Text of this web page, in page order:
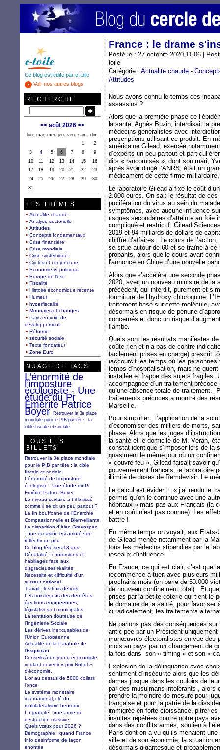
France : le drame
Posté le : 27 octobre 2020 11:06 |
toile
Catégorie : Actualité chaude -
Attitudes
Nous avons connu le temps des
assassins ?
Alors que la première phase de
la santé, Agnès Buzin, interdisait la
médecins généralistes avec
prescriptions utilisant ce produit. En
américaine Gilead, exercée
d’experts un peu partout et
dits « randomisés », dont son mari,
après avoir dirigé l’ANRS, était un
médicament de cette firme
Le laboratoire Gilead a fixé le coût
2.000 euros. On sait le résultat de
prolifération du virus au sein du
symptômes, avec aucune influence
risques secondaires d’atteinte au foie
compliqué et restrictif. Gilead
2019 et 94 milliards de dollars de
chiffre d’affaires. Le cours de
se situe autour de 60 et se traîne à
probants, alors que le cours avait
l’annonce en Chine d’une nouvelle
Alors que s’accélère une seconde
2020, avec un nouveau ministre de la
précédent, qui interdit, purement et
fourniture de l’hydroxy chloroquine.
traitement basé sur cette molécule,
désormais en risque de pénurie
concernés et donc un risque
flambe.
Quels sont les résultats manifestes de
coûte rien et n’a pas de contre-
facilement prises en charge) prescrit
raccourcit les temps où les
temps d’hospitalisation, mais ne
installée et frappe des sujets fragiles.
accompagnée d’un traitement
qu’une absence totale de traitement.
traitements précoces a montré des
Marseille.
Pour simplifier : l’application de la
d’économiser des milliers de morts,
phase. Alors que les juges
la santé et le domicile de M. Véran,
constat identique s’imposer lors de la
quasiment le même jour où un
« couvre-feu », Gilead faisait savoir
gouvernement français, le laboratoire
illimité de doses de Remdevisir. Le
Le calcul est évident : « j’ai rendu le
permis qu’on le continue avec une
hôpitaux » mais pas aux Français (la
et en coût n’est pas connue). Les
battre !
En même temps on voyait, aux
de Gilead menée notamment par la
tous les médecins stipendiés par le
réseaux d’influence.
En France, ce qui est clair, c’est que
recommence à tuer, avec plusieurs
prochains mois (on parle de 50.000
de nouveau confinement total). Et
prises par la petite coterie qui tient le
le domaine de la santé, pour
ci radicalement, les traitements
Ne parlons pas des conséquences
anticipée par un Président
manœuvres électoralistes en vue des
mois au pays par un changement de
la fois dans son « timing » et son «
Explosion de la délinquance avec
sentiment d’insécurité alors que les
dames jusque dans les couloirs de
par des musulmans intolérants , alors
prendre la moindre de mesure pour
française et pour la patrie de la
immigrée en forte croissance,
insultes répétées contre notre pays
dans des conflits armés, soutien à
Paris dont on a vu qu’ils menaient
ville et de son économie, la situation
désormais gigantesque et
Ce blog est édité par e-toile
Voir nos autres blogs
RECHERCHE
<< août 2026 >>
lun. mar. mer. jeu. ven. sam.
dim.
1
2
3
4 5 6 7 8
9
10
11 12 13 14 15
16
17
18 19 20 21 22
23
24
25 26 27 28 29
30
31
LES THÈMES
Actualité chaude
Analyse sectorielle
Attitudes
Concepts fondamentaux
Crise financière
Crise mondiale
Crise systémique
Cycles et conjoncture
Economie et politique
Europe de l'est
Fiscalité
Histoire économique récente
Humeur
hyperfiscalité
Monnaies et changes
Pays en voie de
développement
Réforme
sécurité sociale
Texte fondateur
Zone Euro
NUAGE DE TAGS
L’énormité de
l’imposture
écologiste - Une
étude du Pr
Emérite Patrice
BoyerRetrouver la 3e place
mondiale pour le PIB par tête : la
cible fiscale et sociale
TOUS LES
BILLETS
Retrouver la 3e place mondiale
pour le PIB par tête : la cible
fiscale et sociale
L’énormité de l’imposture
écologiste - Une étude du Pr
Emérite Patrice Boyer
Le niveau scolaire a-t-il baissé
comme il se dit un peu partout ?
La fin bouffonne de l’Enarchie
Compassionnelle et Bienveillante
La disparition d’Alan Greenspan
: une occasion escamotée de
réfléchir un peu
Ce blog fête ses 18 ans.
Dénatalité : contorsions et
habillages face aux
disgracieuses réalités
Nécessité et difficulté d'un
sursaut national.
Travail : les trois déficits
Les trois leçons des dernières
élections européennes,
législatives et municipales
La tentation douteuse de
l’Ingénierie Sociale
Les dérives inexcusables de
l'Union Européenne
Actualité de la Parabole de
l'Esquimau
Conseils à un jeune économiste
voulant devenir « prix Nobel »
d’économie.
L'or au dessus de 5000 dollars
l'once
Le système monétaire
international, clé du
multilatéralisme heureux
La gratuité : une arme de
destruction massive
Quels vœux pour 2026 ?
Démographie : quand France
Info désinforme de façon
éhontée